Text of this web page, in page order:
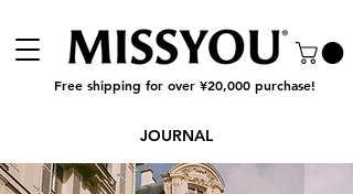
Free shipping for over ¥20,000 purchase!
JOURNAL